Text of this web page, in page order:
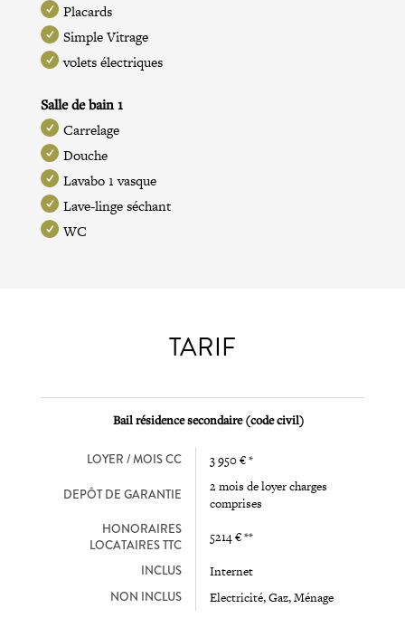
Placards
Simple Vitrage
volets électriques
Salle de bain 1
Carrelage
Douche
Lavabo 1 vasque
Lave-linge séchant
WC
TARIF
Bail résidence secondaire (code civil)
LOYER / MOIS CC 3 950 € *
DEPÔT DE GARANTIE
2 mois de loyer charges
comprises
HONORAIRES
LOCATAIRES TTC
5214 € **
INCLUS Internet
NON INCLUS Electricité, Gaz, Ménage